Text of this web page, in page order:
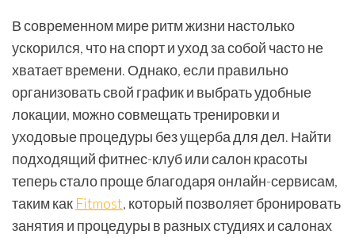
В современном мире ритм жизни настолько
ускорился, что на спорт и уход за собой часто не
хватает времени. Однако, если правильно
организовать свой график и выбрать удобные
локации, можно совмещать тренировки и
уходовые процедуры без ущерба для дел. Найти
подходящий фитнес-клуб или салон красоты
теперь стало проще благодаря онлайн-сервисам,
таким как Fitmost, который позволяет бронировать
занятия и процедуры в разных студиях и салонах